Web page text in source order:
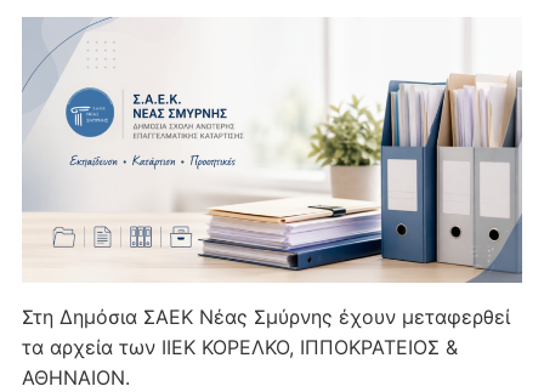
Στη Δημόσια ΣΑΕΚ Νέας Σμύρνης έχουν μεταφερθεί
τα αρχεία των ΙΙΕΚ ΚΟΡΕΛΚΟ, ΙΠΠΟΚΡΑΤΕΙΟΣ &
ΑΘΗΝΑΙΟΝ.